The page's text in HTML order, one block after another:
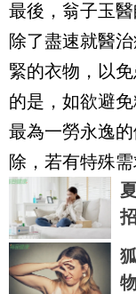
最後，翁子玉
除了盡速就醫
緊的衣物，以
的是，如欲避
最為一勞永逸
除，若有特殊